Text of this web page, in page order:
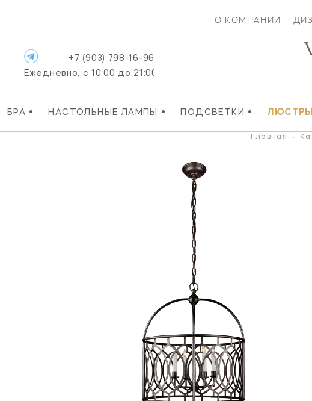
О КОМПАНИИ
БРА • НАСТОЛЬНЫЕ ЛАМПЫ • ПОДСВЕТКИ • ЛЮСТРЫ
+7 (903) 798-16-96
Ежедневно, с 10:00 до 21:00
Главная -